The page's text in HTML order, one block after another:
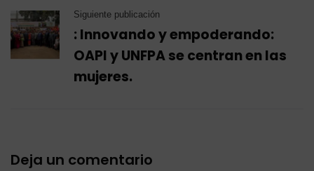
Siguiente publicación
: Innovando y empoderando:
OAPI y UNFPA se centran en las
mujeres.
Deja un comentario